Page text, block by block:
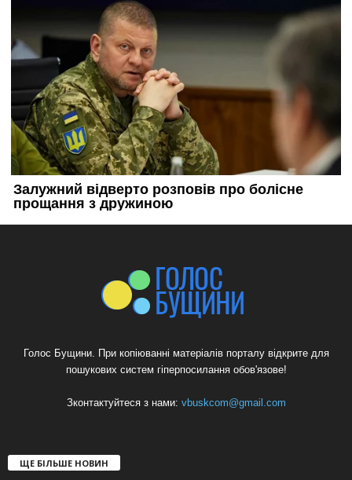
Голос Бущини. При копіюванні матеріалів порталу відкрите для
пошукових систем гіперпосилання обов'язове!
Зконтактуйтеся з нами: vbuskcom@gmail.com
ЩЕ БІЛЬШЕ НОВИН